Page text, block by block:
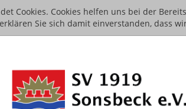
Cookies. Cookies helfen uns bei der
Sie sich damit einverstanden, dass